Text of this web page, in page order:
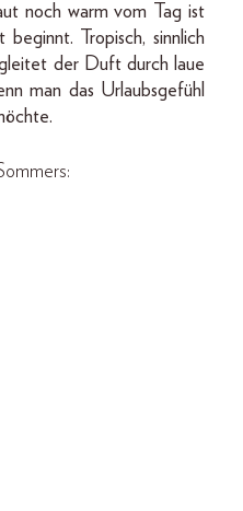
noch warm vom Tag ist
Tropisch, sinnlich
der Duft durch laue
man das Urlaubsgefühl